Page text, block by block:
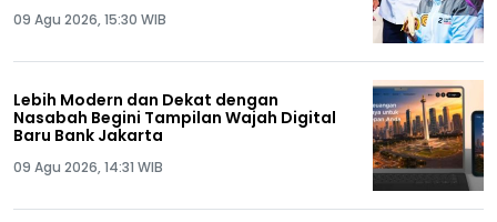
09 Agu 2026, 15:30 WIB
Lebih Modern dan Dekat dengan
Nasabah Begini Tampilan Wajah Digital
Baru Bank Jakarta
09 Agu 2026, 14:31 WIB